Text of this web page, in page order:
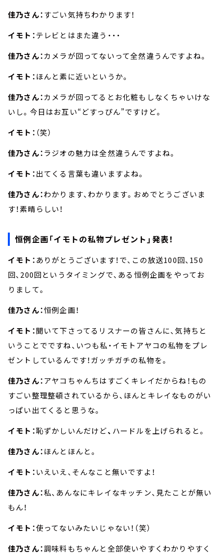
佳乃さん： すごい気持ちわかります！
イモト：テレビとはまた違う・・・
佳乃さん：カメラが回ってないって全然違うんですよね。
イモト：ほんと素に近いというか。
佳乃さん：カメラが回ってるとお化粧もしなくちゃいけな
いし。今日はお互い“どすっぴん”ですけど。
イモト： （笑）
佳乃さん： ラジオの魅力は全然違うんですよね。
イモト：出てくる言葉も違いますよね。
佳乃さん：わかります、わかります。おめでとうございま
す！素晴らしい！
恒例企画「イモトの私物プレゼント」発表！
イモト： ありがとうございます！で、この放送100回、150
回、200回というタイミングで、ある恒例企画をやってお
りまして。
佳乃さん：恒例企画！
イモト：聞いて下さってるリスナーの皆さんに、気持ちと
いうことでですね、いつも私・イモトアヤコの私物をプレ
ゼントしているんです！ガッチガチの私物を。
佳乃さん： アヤコちゃんちはすごくキレイだからね！もの
すごい整理整頓されているから、ほんとキレイなものがい
っぱい出てくると思うな。
イモト：恥ずかしいんだけど、 ハードルを上げられると。
佳乃さん：ほんとほんと。
イモト： いえいえ、そんなこと無いですよ！
佳乃さん：私、あんなにキレイなキッチン、見たことが無い
もん！
イモト：使ってないみたいじゃない！（笑）
佳乃さん：調味料もちゃんと全部使いやすくわかりやすく